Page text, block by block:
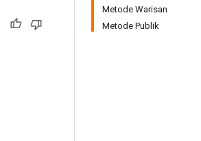
Metode Warisan
Metode Publik